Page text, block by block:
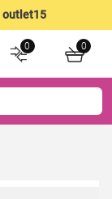
outlet15
0 0